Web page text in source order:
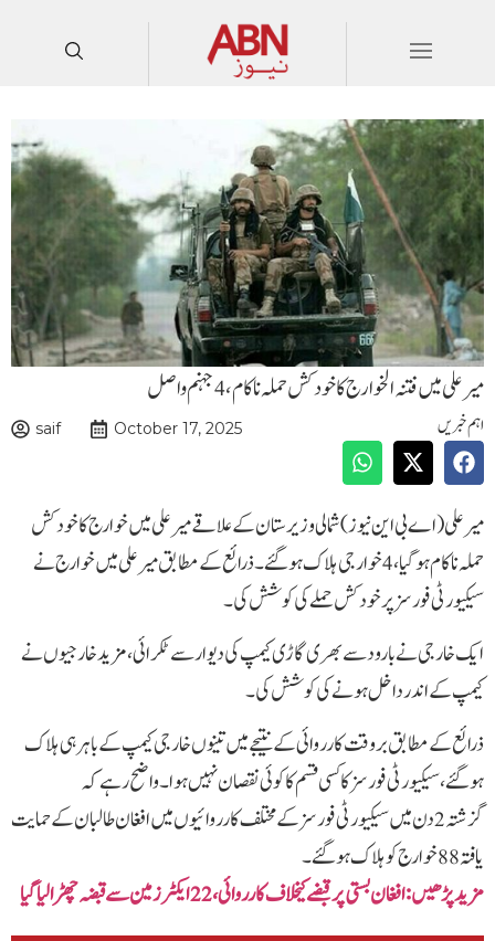
میر علی میں فتنہ الخوارج کا خود کش حملہ ناکام،4جہنم واصل
اہم خبریں saif October 17, 2025
میر علی (اے بی این نیوز)شمالی وزیرستان کے علاقے میر علی میں خوارج کا خودکش
حملہ ناکام ہوگیا،4 خوارجی ہلاک ہوگئے۔ذرائع کے مطابق میر علی میں خوارج نے
سیکیورٹی فورسز پر خودکش حملے کی کوشش کی۔
ایک خارجی نے بارود سے بھری گاڑی کیمپ کی دیوار سے ٹکرائی، مزید خارجیوں نے
کیمپ کے اندر داخل ہونے کی کوشش کی۔
ذرائع کے مطابق بروقت کارروائی کے نتیجے میں تینوں خارجی کیمپ کے باہر ہی ہلاک
ہوگئے، سیکیورٹی فورسز کا کسی قسم کا کوئی نقصان نہیں ہوا۔واضح رہے کہ
گزشتہ 2دن میں سیکیورٹی فورسز کے مختلف کارروائیوں میں افغان طالبان کے حمایت
یافتہ 88 خوارج کو ہلاک ہوگئے۔
مزید پڑھیں: افغان بستی پر قبضے کیخلاف کارروائی ،22 ایکٹر زمین سے قبضہ چھڑالیا گیا